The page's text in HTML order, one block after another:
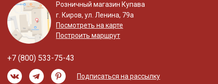
Розничный магазин Купава
г. Киров, ул. Ленина, 79а
Посмотреть на карте
Построить маршрут
+7 (800) 533-75-43
Подписаться на рассылку